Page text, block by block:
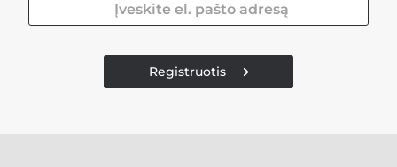
Registruotis